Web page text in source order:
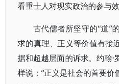
看重士人对现实政治的参与
古代儒者所坚守的“道”
求的真理、正义等价值有接
据和超越层面的诉求。约翰
样说：“正义是社会的首要